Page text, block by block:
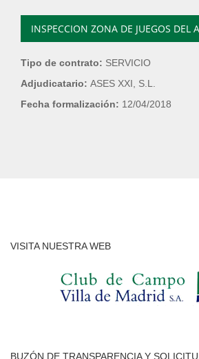
INSPECCION ZONA DE JUEGOS DEL
Tipo de contrato: SERVICIO
Adjudicatario: ASES XXI, S.L.
Fecha formalización: 12/04/2018
VISITA NUESTRA WEB
BUZÓN DE TRANSPARENCIA Y